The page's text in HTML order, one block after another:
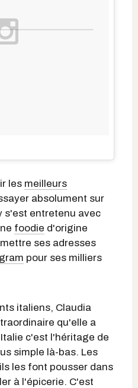
les meilleurs
absolument sur
s'est entretenu avec
foodie d'origine
ses adresses
pour ses milliers
italiens, Claudia
qu'elle a
c'est l'héritage de
simple là-bas. Les
les font pousser dans
à l'épicerie. C'est